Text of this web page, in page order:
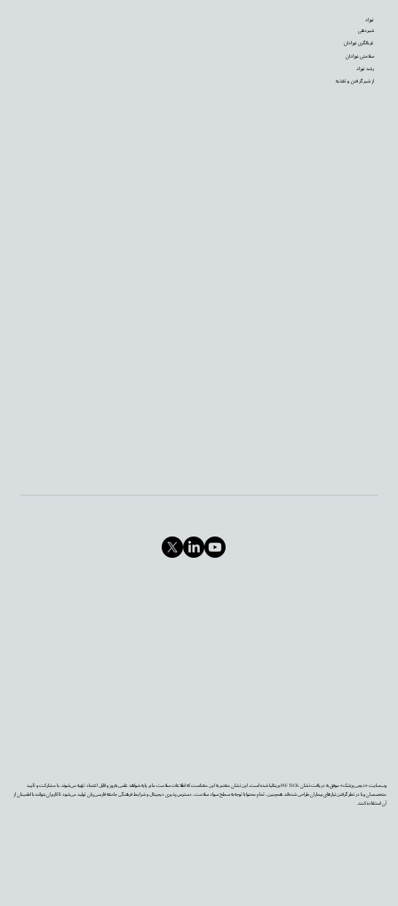
وب‌سایت «دیجی‌پزشک» موفق به دریافت نشان PIF TICK بریتانیا شده است. این نشان معتبر به این معناست که اطلاعات سلامت ما بر پایه شواهد علمی به‌روز و قابل اعتماد تهیه می‌شوند، با مشارکت و تأیید
متخصصان و با در نظر گرفتن نیازهای بیماران طراحی شده‌اند. همچنین، تمام محتوا با توجه به سطح سواد سلامت، دسترس‌پذیری دیجیتال و شرایط فرهنگی جامعه فارسی‌زبان تولید می‌شود تا کاربران بتوانند با اطمینان از
آن استفاده کنند.
نوزاد
شیردهی
غربالگری نوزادان
سلامتی نوزادان
رشد نوزاد
از شیر گرفتن و تغذیه